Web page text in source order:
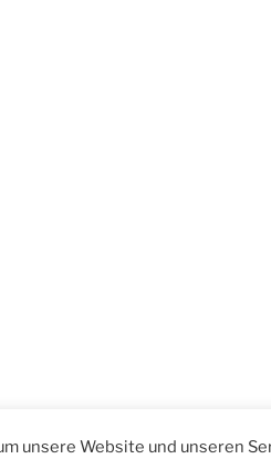
unsere Website und unseren